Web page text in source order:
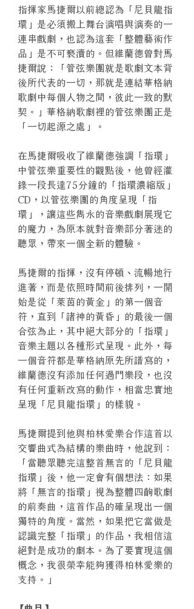
指揮家馬捷爾以前總認為「尼貝龍指
環」是必須搬上舞台演唱與演奏的一
連串戲劇，也認為這套「整體藝術作
品」是不可褻瀆的。但維蘭德曾對馬
捷爾說：「管弦樂團就是歌劇文本背
後所代表的一切，那就是連結華格納
歌劇中每個人物之間，彼此一致的默
契。」華格納歌劇裡的管弦樂團正是
「一切起源之處」。
在馬捷爾吸收了維蘭德強調「指環」
中管弦樂重要性的觀點後，他曾經灌
錄一段長達75分鐘的「指環濃縮版」
CD，以管弦樂團的角度呈現「指
環」，讓這些雋永的音樂戲劇展現它
的魔力，為原本就對音樂部分著迷的
聽眾，帶來一個全新的體驗。
馬捷爾的指揮，沒有停頓、流暢地行
進著，而是依照時間前後排列，一開
始是從「萊茵的黃金」的第一個音
符，直到「諸神的黃昏」的最後一個
合弦為止，其中絕大部分的「指環」
音樂主題以各種形式呈現。此外，每
一個音符都是華格納原先所譜寫的，
維蘭德沒有添加任何過門樂段，也沒
有任何重新改寫的動作，相當忠實地
呈現「尼貝龍指環」的樣貌。
馬捷爾提到他與柏林愛樂合作這首以
交響曲式為結構的樂曲時，他說到：
「當聽眾聽完這整首無言的「尼貝龍
指環」後，他一定會有個想法：如果
將「無言的指環」視為整體四齣歌劇
的前奏曲，這首作品的確呈現出一個
獨特的角度。當然，如果把它當做是
認識完整「指環」的作品，我相信這
絕對是成功的劇本。為了要實現這個
概念，我很榮幸能夠獲得柏林愛樂的
支持。」